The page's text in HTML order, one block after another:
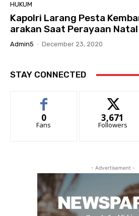
HUKUM
Kapolri Larang Pesta
arakan Saat Perayaan
Admin5 - December 23, 2020
STAY CONNECTED
0
Fans
3,671
Followers
- Advertisement -